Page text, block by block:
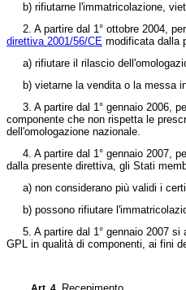
b) rifiutarne l'immatricolazione,
2. A partire dal 1° ottobre 2004,
direttiva 2001/56/CE modificata dalla
a) rifiutare il rilascio
b) vietarne la vendita o la messa
3. A partire dal 1° gennaio 2006,
componente che non rispetta le
dell'omologazione nazionale.
4. A partire dal 1° gennaio 2007,
dalla presente direttiva, gli Stati
a) non considerano più validi i
b) possono rifiutare
5. A partire dal 1° gennaio 2007
GPL in qualità di componenti, ai fini